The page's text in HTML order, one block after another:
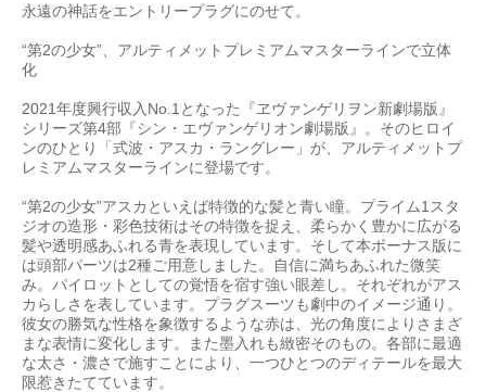
永遠の神話をエントリープラグにのせて。
“第2の少女”、アルティメットプレミアムマスターラインで立体
化
2021年度興行収入No.1となった『ヱヴァンゲリヲン新劇場版』
シリーズ第4部『シン・エヴァンゲリオン劇場版』。そのヒロイ
ンのひとり「式波・アスカ・ラングレー」が、アルティメットプ
レミアムマスターラインに登場です。
“第2の少女”アスカといえば特徴的な髪と青い瞳。プライム1スタ
ジオの造形・彩色技術はその特徴を捉え、柔らかく豊かに広がる
髪や透明感あふれる青を表現しています。そして本ボーナス版に
は頭部パーツは2種ご用意しました。自信に満ちあふれた微笑
み。パイロットとしての覚悟を宿す強い眼差し。それぞれがアス
カらしさを表しています。プラグスーツも劇中のイメージ通り。
彼女の勝気な性格を象徴するような赤は、光の角度によりさまざ
まな表情に変化します。また墨入れも緻密そのもの。各部に最適
な太さ・濃さで施すことにより、一つひとつのディテールを最大
限惹きたてています。